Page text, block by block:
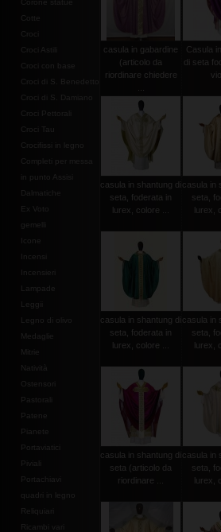
Corone statue
Cotte
Croci
Croci Astili
Croci con base
Croci di S. Benedetto
Croci di S. Damiano
Croci Pettorali
Croci Tau
Crocifissi in legno
Completi per messa
in punto Assisi
Dalmatiche
Ex Voto
gemelli
Leggii
Legno di olivo
Medaglie
Mitrie
Natività
Ostensori
Pastorali
Patene
Pianete
Portaviatici
Piviali
Portachiavi
quadri in legno
Reliquiari
Ricambi vari
casula in gabardine
(articolo da
riordinare chiedere
Casula
di seta
casula in shantung di
seta, foderata in
lurex, colore ...
casula in
seta,
lurex,
casula in shantung di
seta, foderata in
lurex, colore ...
casula in
seta,
lurex,
casula in shantung di
seta (articolo da
riordinare ...
casula in
seta,
lurex,